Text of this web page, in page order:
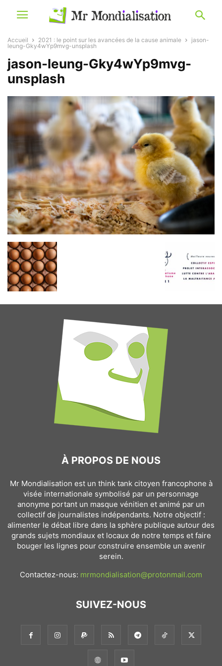
Accueil 2021 : le point sur les avancées de la cause animale
jason-
leung-Gky4wYp9mvg-unsplash
jason-leung-Gky4wYp9mvg-
unsplash
À PROPOS DE NOUS
Mr Mondialisation est un think tank citoyen francophone à
visée internationale symbolisé par un personnage
anonyme portant un masque vénitien et animé par un
collectif de journalistes indépendants. Notre objectif :
alimenter le débat libre dans la sphère publique autour des
grands sujets mondiaux et locaux de notre temps et faire
bouger les lignes pour construire ensemble un avenir
serein.
Contactez-nous: mrmondialisation@protonmail.com
SUIVEZ-NOUS